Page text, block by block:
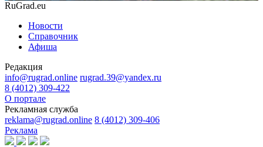
RuGrad.eu
Новости
Справочник
Афиша
Редакция
info@rugrad.online rugrad.39@yandex.ru
8 (4012) 309-422
О портале
Рекламная служба
reklama@rugrad.online 8 (4012) 309-406
Реклама